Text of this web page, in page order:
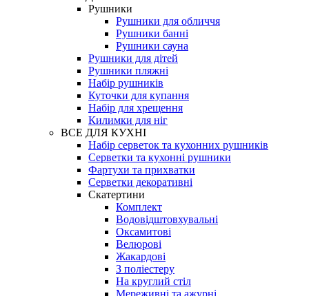
Рушники
Рушники для обличчя
Рушники банні
Рушники сауна
Рушники для дітей
Рушники пляжні
Набір рушників
Куточки для купання
Набір для хрещення
Килимки для ніг
ВСЕ ДЛЯ КУХНІ
Набір серветок та кухонних рушників
Серветки та кухонні рушники
Фартухи та прихватки
Серветки декоративні
Скатертини
Комплект
Водовідштовхувальні
Оксамитові
Велюрові
Жакардові
З поліестеру
На круглий стіл
Мереживні та ажурні